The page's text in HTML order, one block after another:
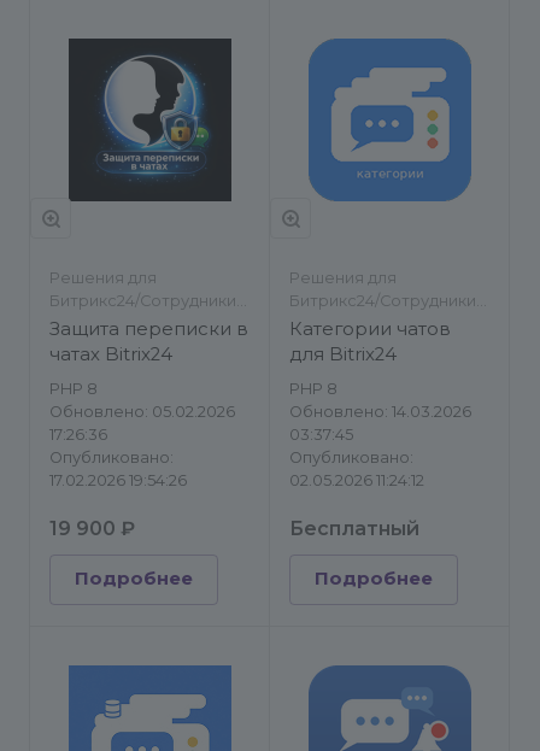
Решения для
Битрикс24/Сотрудники/
Инструменты
Защита переписки в
чатах Bitrix24
PHP 8
Обновлено: 05.02.2026
17:26:36
Опубликовано:
17.02.2026 19:54:26
19 900 ₽
Подробнее
Решения для
Битрикс24/Сотрудники/
Инструменты
Категории чатов
для Bitrix24
PHP 8
Обновлено: 14.03.2026
03:37:45
Опубликовано:
02.05.2026 11:24:12
Бесплатный
Подробнее